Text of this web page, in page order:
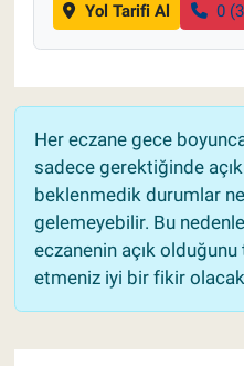
Yol Tarifi Al 0
Her eczane gece
sadece gerektiğinde
beklenmedik durumlar
gelemeyebilir. Bu
eczanenin açık olduğunu
etmeniz iyi bir fikir
Tahıllar ve
Tohum